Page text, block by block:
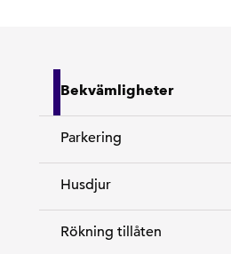
Bekvämligheter
Parkering
Husdjur
Rökning tillåten